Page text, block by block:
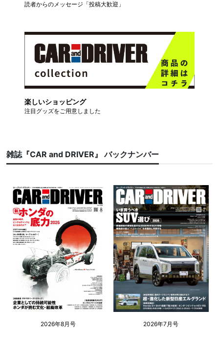
読者からのメッセージ「投稿大歓迎」
楽しいショッピング
注目グッズをご用意しました
雑誌『CAR and DRIVER』 バックナンバー
2026年8月号 2026年7月号